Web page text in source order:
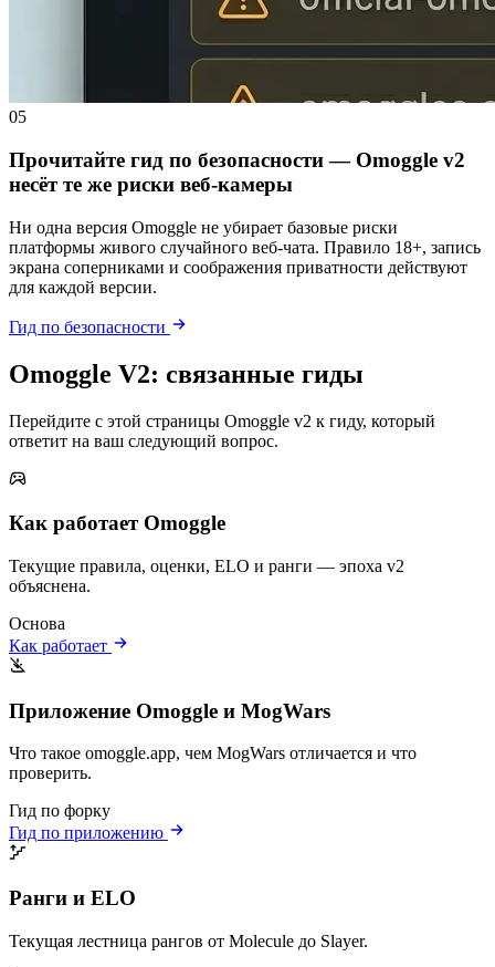
05
Прочитайте гид по безопасности — Omoggle v2
несёт те же риски веб-камеры
Ни одна версия Omoggle не убирает базовые риски
платформы живого случайного веб-чата. Правило 18+, запись
экрана соперниками и соображения приватности действуют
для каждой версии.
Гид по безопасности
Omoggle V2: связанные гиды
Перейдите с этой страницы Omoggle v2 к гиду, который
ответит на ваш следующий вопрос.
Как работает Omoggle
Текущие правила, оценки, ELO и ранги — эпоха v2
объяснена.
Основа
Как работает
Приложение Omoggle и MogWars
Что такое omoggle.app, чем MogWars отличается и что
проверить.
Гид по форку
Гид по приложению
Ранги и ELO
Текущая лестница рангов от Molecule до Slayer.